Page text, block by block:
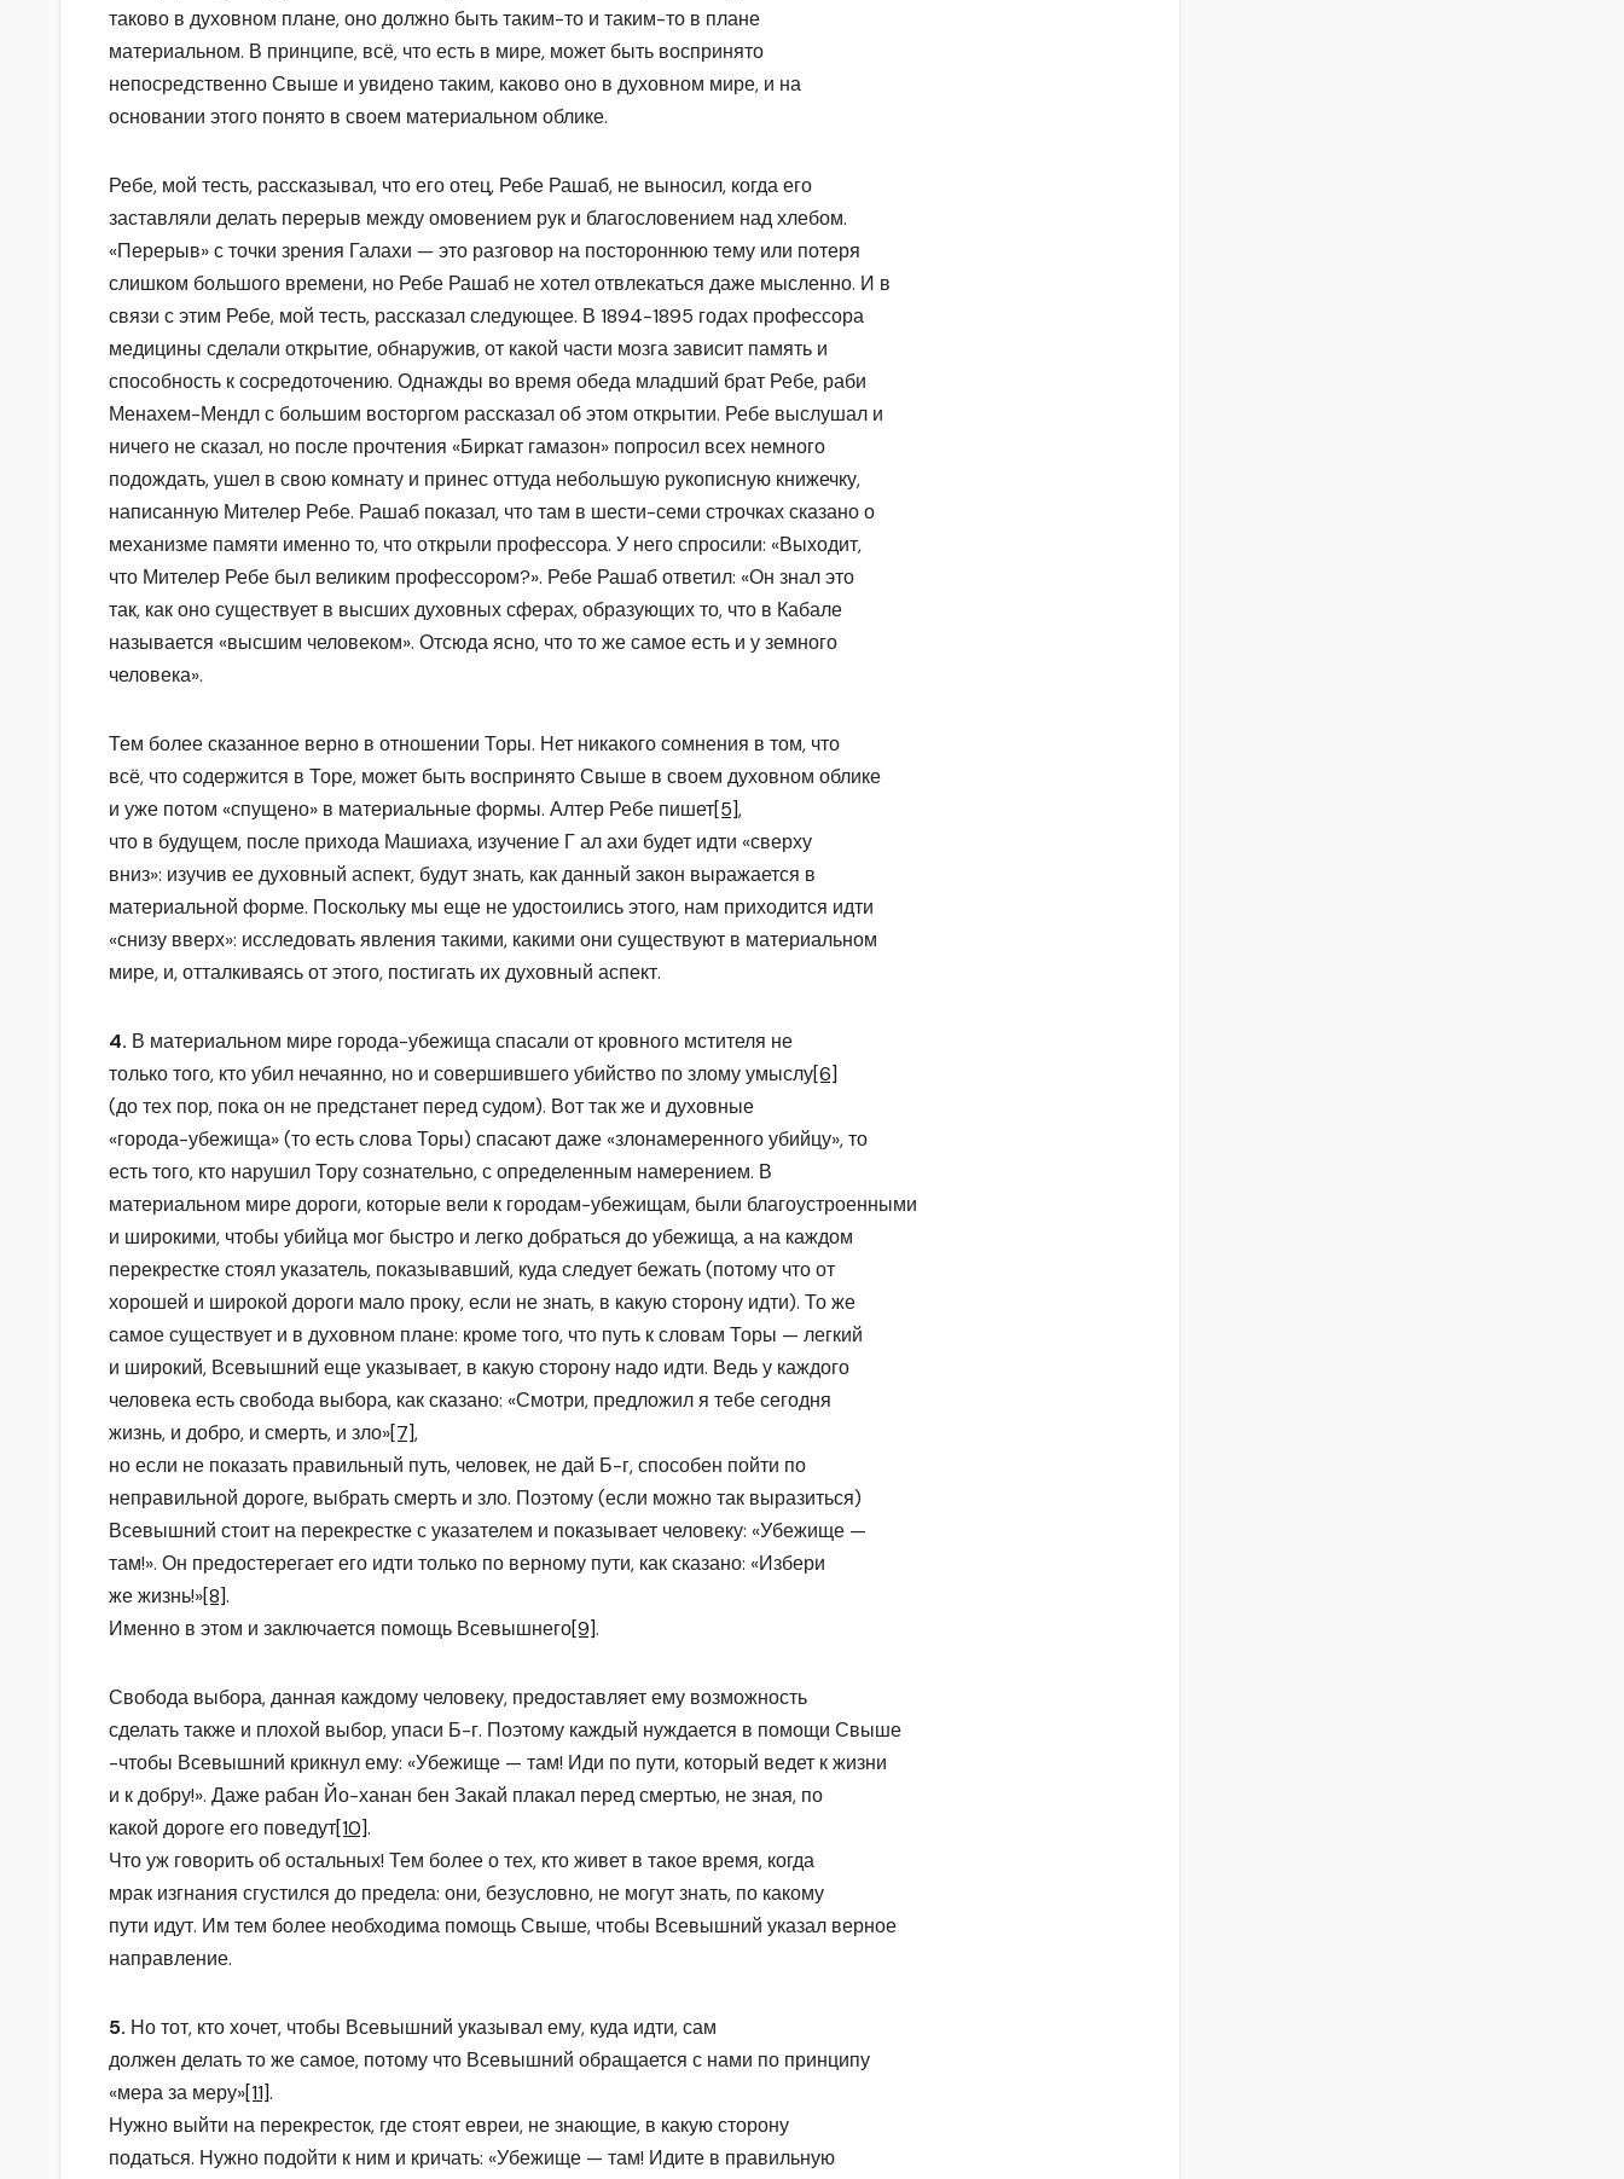
таково в духовном плане, оно должно быть таким-то и таким-то в плане
материальном. В принципе, всё, что есть в мире, может быть воспринято
непосредственно Свыше и увидено таким, каково оно в духовном мире, и на
основании этого понято в своем материальном облике.
Ребе, мой тесть, рассказывал, что его отец, Ребе Рашаб, не выносил, когда его
заставляли делать перерыв между омовением рук и благословением над хлебом.
«Перерыв» с точки зрения Галахи — это разговор на постороннюю тему или потеря
слишком большого времени, но Ребе Рашаб не хотел отвлекаться даже мысленно. И в
связи с этим Ребе, мой тесть, рассказал следующее. В 1894-1895 годах профессора
медицины сделали открытие, обнаружив, от какой части мозга зависит память и
способность к сосредоточению. Однажды во время обеда младший брат Ребе, раби
Менахем-Мендл с большим восторгом рассказал об этом открытии. Ребе выслушал и
ничего не сказал, но после прочтения «Биркат гамазон» попросил всех немного
подождать, ушел в свою комнату и принес оттуда небольшую рукописную книжечку,
написанную Мителер Ребе. Рашаб показал, что там в шести-семи строчках сказано о
механизме памяти именно то, что открыли профессора. У него спросили: «Выходит,
что Мителер Ребе был великим профессором?». Ребе Рашаб ответил: «Он знал это
так, как оно существует в высших духовных сферах, образующих то, что в Кабале
называется «высшим человеком». Отсюда ясно, что то же самое есть и у земного
человека».
Тем более сказанное верно в отношении Торы. Нет никакого сомнения в том, что
всё, что содержится в Торе, может быть воспринято Свыше в своем духовном облике
и уже потом «спущено» в материальные формы. Алтер Ребе пишет[5],
что в будущем, после прихода Машиаха, изучение Г ал ахи будет идти «сверху
вниз»: изучив ее духовный аспект, будут знать, как данный закон выражается в
материальной форме. Поскольку мы еще не удостоились этого, нам приходится идти
«снизу вверх»: исследовать явления такими, какими они существуют в материальном
мире, и, отталкиваясь от этого, постигать их духовный аспект.
4. В материальном мире города-убежища спасали от кровного мстителя не
только того, кто убил нечаянно, но и совершившего убийство по злому умыслу[6]
(до тех пор, пока он не предстанет перед судом). Вот так же и духовные
«города-убежища» (то есть слова Торы) спасают даже «злонамеренного убийцу», то
есть того, кто нарушил Тору сознательно, с определенным намерением. В
материальном мире дороги, которые вели к городам-убежищам, были благоустроенными
и широкими, чтобы убийца мог быстро и легко добраться до убежища, а на каждом
перекрестке стоял указатель, показывавший, куда следует бежать (потому что от
хорошей и широкой дороги мало проку, если не знать, в какую сторону идти). То же
самое существует и в духовном плане: кроме того, что путь к словам Торы — легкий
и широкий, Всевышний еще указывает, в какую сторону надо идти. Ведь у каждого
человека есть свобода выбора, как сказано: «Смотри, предложил я тебе сегодня
жизнь, и добро, и смерть, и зло»[7],
но если не показать правильный путь, человек, не дай Б-г, способен пойти по
неправильной дороге, выбрать смерть и зло. Поэтому (если можно так выразиться)
Всевышний стоит на перекрестке с указателем и показывает человеку: «Убежище —
там!». Он предостерегает его идти только по верному пути, как сказано: «Избери
же жизнь!»[8].
Именно в этом и заключается помощь Всевышнего[9].
Свобода выбора, данная каждому человеку, предоставляет ему возможность
сделать также и плохой выбор, упаси Б-г. Поэтому каждый нуждается в помощи Свыше
-чтобы Всевышний крикнул ему: «Убежище — там! Иди по пути, который ведет к жизни
и к добру!». Даже рабан Йо-ханан бен Закай плакал перед смертью, не зная, по
какой дороге его поведут[10].
Что уж говорить об остальных! Тем более о тех, кто живет в такое время, когда
мрак изгнания сгустился до предела: они, безусловно, не могут знать, по какому
пути идут. Им тем более необходима помощь Свыше, чтобы Всевышний указал верное
направление.
5. Но тот, кто хочет, чтобы Всевышний указывал ему, куда идти, сам
должен делать то же самое, потому что Всевышний обращается с нами по принципу
«мера за меру»[11].
Нужно выйти на перекресток, где стоят евреи, не знающие, в какую сторону
податься. Нужно подойти к ним и кричать: «Убежище — там! Идите в правильную